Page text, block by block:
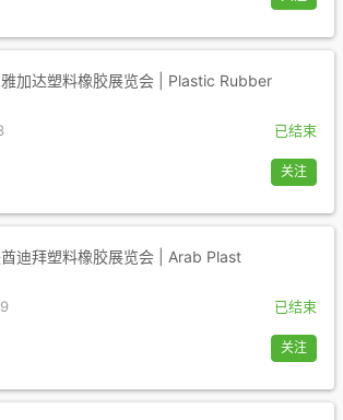
加达塑料橡胶展览会 | Plastic Rubber
已结束
关注
迪拜塑料橡胶展览会 | Arab Plast
已结束
关注